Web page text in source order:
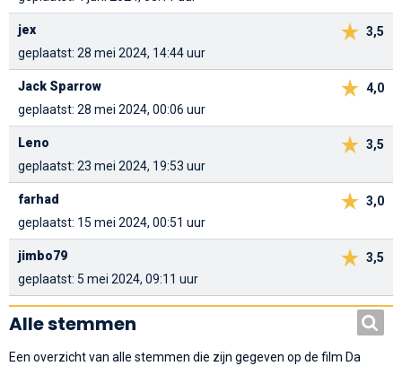
3,5
jex
geplaatst: 28 mei 2024, 14:44 uur
4,0
Jack Sparrow
geplaatst: 28 mei 2024, 00:06 uur
3,5
Leno
geplaatst: 23 mei 2024, 19:53 uur
3,0
farhad
geplaatst: 15 mei 2024, 00:51 uur
3,5
jimbo79
geplaatst: 5 mei 2024, 09:11 uur
Alle stemmen
Een overzicht van alle stemmen die zijn gegeven op de film Da